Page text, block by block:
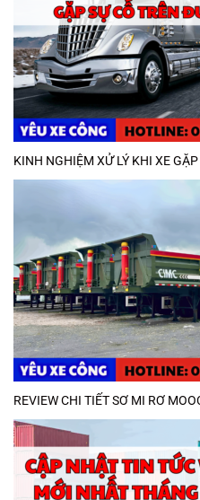
KINH NGHIỆM XỬ LÝ KHI XE
REVIEW CHI TIẾT SƠ MI RƠ